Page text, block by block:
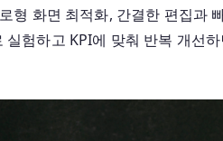
화면 최적화, 간결한 편집과
험하고 KPI에 맞춰 반복 개선